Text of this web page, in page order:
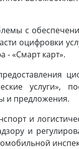
с
оцифровки
- «Смарт карт».
услуги»,
и предложения.
и
и